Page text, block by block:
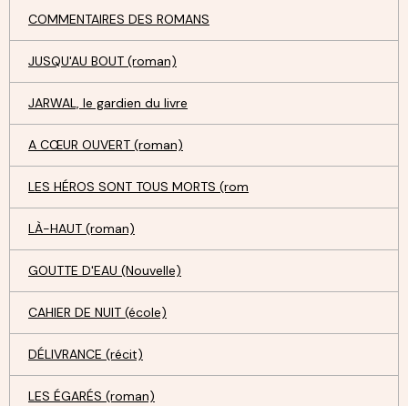
COMMENTAIRES DES ROMANS
JUSQU'AU BOUT (roman)
JARWAL, le gardien du livre
A CŒUR OUVERT (roman)
LES HÉROS SONT TOUS MORTS (rom
LÀ-HAUT (roman)
GOUTTE D'EAU (Nouvelle)
CAHIER DE NUIT (école)
DÉLIVRANCE (récit)
LES ÉGARÉS (roman)